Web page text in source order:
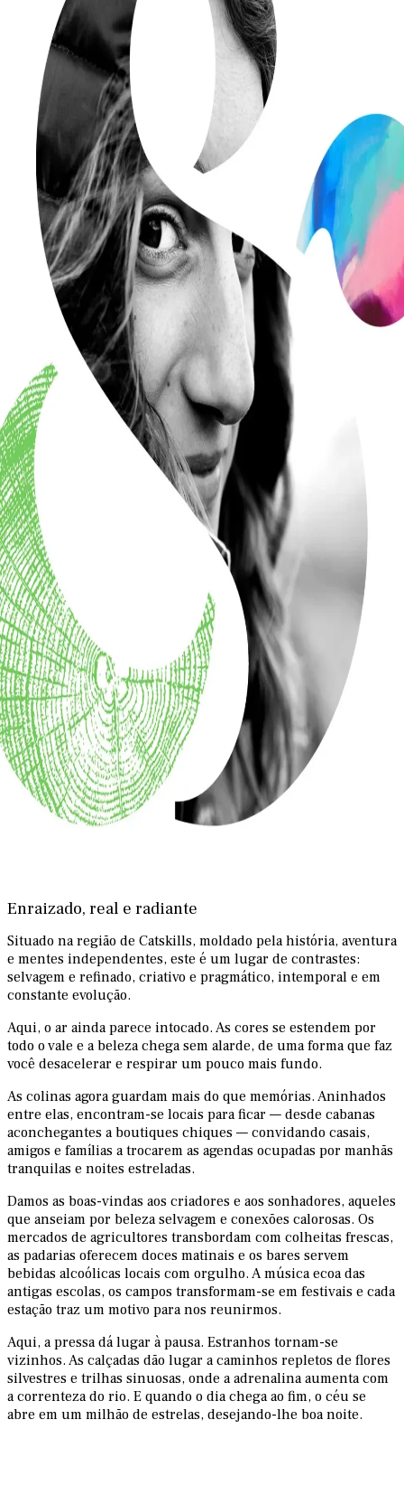
Enraizado, real e radiante
Situado na região de Catskills, moldado pela história, aventura
e mentes independentes, este é um lugar de contrastes:
selvagem e refinado, criativo e pragmático, intemporal e em
constante evolução.
Aqui, o ar ainda parece intocado. As cores se estendem por
todo o vale e a beleza chega sem alarde, de uma forma que faz
você desacelerar e respirar um pouco mais fundo.
As colinas agora guardam mais do que memórias. Aninhados
entre elas, encontram-se locais para ficar — desde cabanas
aconchegantes a boutiques chiques — convidando casais,
amigos e famílias a trocarem as agendas ocupadas por manhãs
tranquilas e noites estreladas.
Damos as boas-vindas aos criadores e aos sonhadores, aqueles
que anseiam por beleza selvagem e conexões calorosas. Os
mercados de agricultores transbordam com colheitas frescas,
as padarias oferecem doces matinais e os bares servem
bebidas alcoólicas locais com orgulho. A música ecoa das
antigas escolas, os campos transformam-se em festivais e cada
estação traz um motivo para nos reunirmos.
Aqui, a pressa dá lugar à pausa. Estranhos tornam-se
vizinhos. As calçadas dão lugar a caminhos repletos de flores
silvestres e trilhas sinuosas, onde a adrenalina aumenta com
a correnteza do rio. E quando o dia chega ao fim, o céu se
abre em um milhão de estrelas, desejando-lhe boa noite.